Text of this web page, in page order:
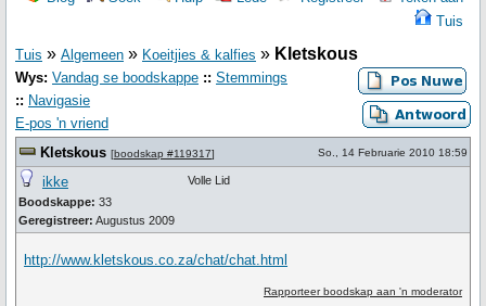
Tuis
Tuis » Algemeen » Koeitjies & kalfies » Kletskous
Wys: Vandag se boodskappe :: Stemmings
:: Navigasie
E-pos 'n vriend
Kletskous [boodskap #119317] So., 14 Februarie 2010 18:59
ikke
Boodskappe: 33
Geregistreer: Augustus 2009
Volle Lid
http://www.kletskous.co.za/chat/chat.html
Rapporteer boodskap aan 'n moderator